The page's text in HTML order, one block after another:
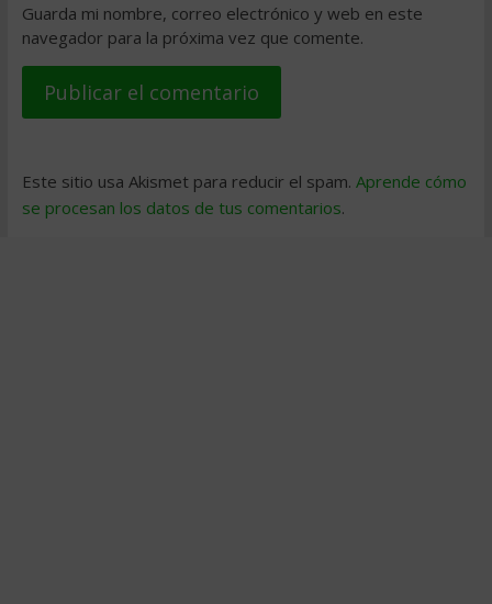
Guarda mi nombre, correo electrónico y web en este
navegador para la próxima vez que comente.
Este sitio usa Akismet para reducir el spam. Aprende cómo
se procesan los datos de tus comentarios.